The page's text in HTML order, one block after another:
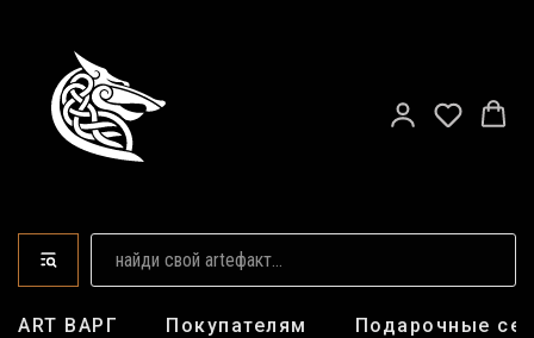
ART ВАРГ Покупателям Подарочные